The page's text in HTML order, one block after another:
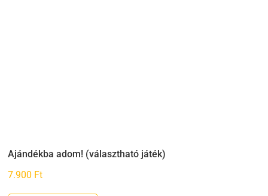
Ajándékba adom! (választható játék)
7.900 Ft